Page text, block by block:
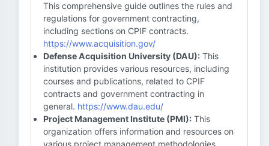
This comprehensive guide outlines the rules and
regulations for government contracting,
including sections on CPIF contracts.
https://www.acquisition.gov/
Defense Acquisition University (DAU): This
institution provides various resources, including
courses and publications, related to CPIF
contracts and government contracting in
general. https://www.dau.edu/
Project Management Institute (PMI): This
organization offers information and resources on
various project management methodologies,